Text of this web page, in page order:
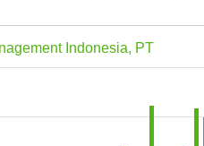
Indonesia, PT